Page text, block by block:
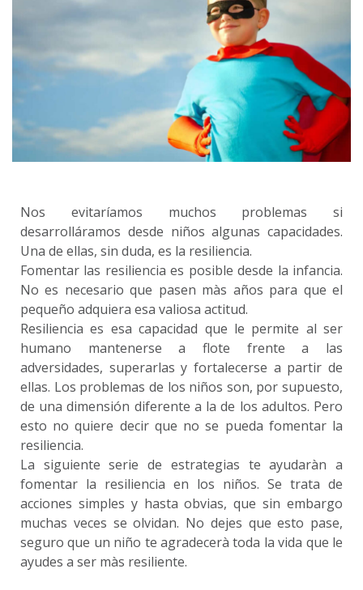
Nos evitaríamos muchos problemas si
desarrolláramos desde niños algunas capacidades.
Una de ellas, sin duda, es la resiliencia.
Fomentar las resiliencia es posible desde la infancia.
No es necesario que pasen màs años para que el
pequeño adquiera esa valiosa actitud.
Resiliencia es esa capacidad que le permite al ser
humano mantenerse a flote frente a las
adversidades, superarlas y fortalecerse a partir de
ellas. Los problemas de los niños son, por supuesto,
de una dimensión diferente a la de los adultos. Pero
esto no quiere decir que no se pueda fomentar la
resiliencia.
La siguiente serie de estrategias te ayudaràn a
fomentar la resiliencia en los niños. Se trata de
acciones simples y hasta obvias, que sin embargo
muchas veces se olvidan. No dejes que esto pase,
seguro que un niño te agradecerà toda la vida que le
ayudes a ser màs resiliente.